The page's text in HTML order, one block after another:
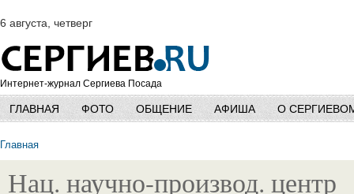
6 августа, четверг
Интернет-журнал Сергиева Посада
ГЛАВНАЯ ФОТО ОБЩЕНИЕ АФИША О
Главная
Нац. научно-производ. центр